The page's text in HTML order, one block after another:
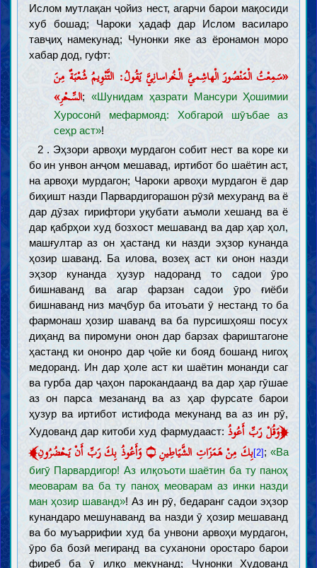
Ислом мутлақан ҷойиз нест, агарчи барои мақосиди
хуб бошад; Чароки ҳадаф дар Ислом василаро
тавҷиҳ намекунад; Чунонки яке аз ёронамон моро
хабар дод, гуфт:
«سَمِعْتُ الْمَنْصُورَ الْهاشِميَّ الْخُراسانِيَّ یَقُولُ: التَّنْوِیمُ شُعْبَةٌ مِنَ
السِّحْرِ»; «Шунидам ҳазрати Мансури Ҳошимии
Хуросонӣ мефармояд: Хобгароӣ шӯъбае аз
сеҳр аст»!
2 . Эҳзори арвоҳи мурдагон собит нест ва коре ки
бо ин унвон анҷом мешавад, иртибот бо шаётин аст,
на арвоҳи мурдагон; Чароки арвоҳи мурдагон ё дар
биҳишт назди Парвардигорашон рӯзӣ мехуранд ва ё
дар дӯзах гирифтори уқубати аъмоли хешанд ва ё
дар қабрҳои худ бозхост мешаванд ва дар ҳар ҳол,
машғултар аз он ҳастанд ки назди эҳзор кунанда
ҳозир шаванд. Ба илова, возеҳ аст ки онон назди
эҳзор кунанда ҳузур надоранд то садои ӯро
бишнаванд ва агар фарзан садои ӯро ғиёби
бишнаванд низ маҷбур ба итоъати ӯ нестанд то ба
фармонаш ҳозир шаванд ва ба пурсишҳояш посух
диҳанд ва пиромуни онон дар барзах фариштагоне
ҳастанд ки ононро дар ҷойе ки бояд бошанд нигоҳ
медоранд. Ин дар ҳоле аст ки шаётин монанди саг
ва гурба дар ҷаҳон парокандаанд ва дар ҳар гӯшае
аз он парса мезананд ва аз ҳар фурсате барои
ҳузур ва иртибот истифода мекунанд ва аз ин рӯ,
Худованд дар китоби худ фармудааст:
﴿وَقُلْ رَبِّ أَعُوذُ
بِكَ مِنْ هَمَزَاتِ الشَّيَاطِينِ ۝ وَأَعُوذُ بِكَ رَبِّ أَنْ يَحْضُرُونِ
﴾ [2] ; «Ва
бигӯ Парвардигор! Аз илқоъоти шаётин ба ту паноҳ
меоварам ва ба ту паноҳ меоварам аз инки назди
ман ҳозир шаванд»! Аз ин рӯ, бедаранг садои эҳзор
кунандаро мешунаванд ва назди ӯ ҳозир мешаванд
ва бо муъаррифии худ ба унвони арвоҳи мурдагон,
ӯро ба бозӣ мегиранд ва суханони оростаро барои
фиреб ба ӯ илқо мекунанд; Чунонки Худованд
Муқаддамот
Ақл
Илм
Зарурат ва чигунагии касби илм (иҷтиҳод)
Мавонеъи касби илм
Тақлид
Вазойиф ва аъмоли олимон
Ҳуҷҷат
Китоби Худованд
Ҳуҷҷият, эъҷоз ва ҷойгоҳи Қуръон
Тафсири Қуръон
Равиш ва қавоъиди тафсири Қуръон
Тафсири бархи оёти Қуръон
Халифаи Худованд
Зарурати ва сифоти халифаи Худованд
Тариқаи шинохти халифаи Худованд (мӯъҷиза ва нас)
Ривоёти расида аз хулафоъи Худованд (воҳид ва мутавотир)